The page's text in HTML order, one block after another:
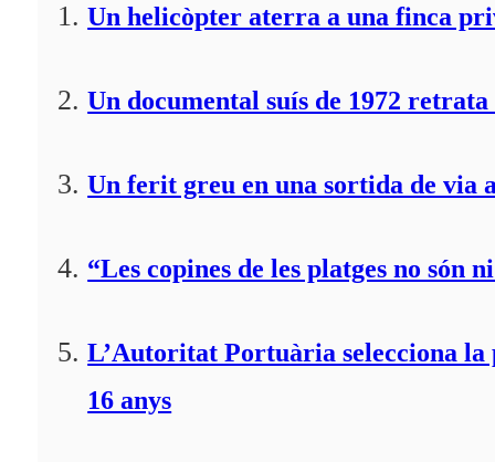
Un helicòpter aterra a una finca
Un documental suís de 1972
Un ferit greu en una sortida de via
“Les copines de les platges no
L’Autoritat Portuària selecciona
16 anys